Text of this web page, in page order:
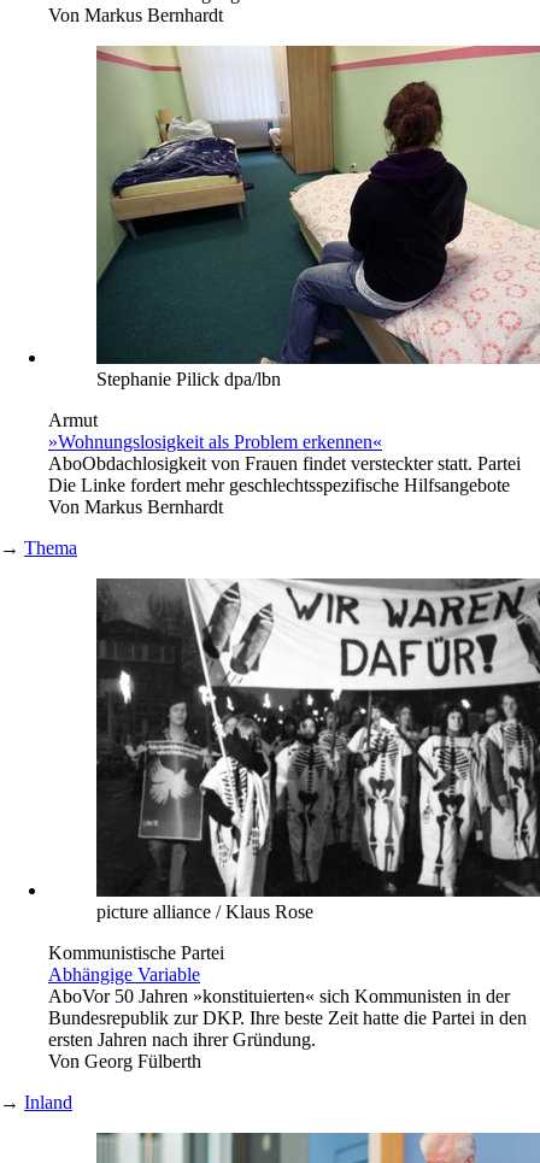
Von Markus Bernhardt
Stephanie Pilick dpa/lbn
Armut
»Wohnungslosigkeit als Problem erkennen«
AboObdachlosigkeit von Frauen findet versteckter statt. Partei
Die Linke fordert mehr geschlechtsspezifische Hilfsangebote
Von Markus Bernhardt
→ Thema
picture alliance / Klaus Rose
Kommunistische Partei
Abhängige Variable
AboVor 50 Jahren »konstituierten« sich Kommunisten in der
Bundesrepublik zur DKP. Ihre beste Zeit hatte die Partei in den
ersten Jahren nach ihrer Gründung.
Von Georg Fülberth
→ Inland